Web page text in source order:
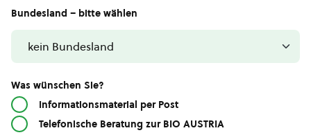
Bundesland – bitte wählen
Was wünschen Sie?
Informationsmaterial per Post
Telefonische Beratung zur BIO AUSTRIA